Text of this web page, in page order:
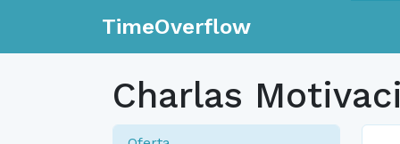
TimeOverflow
Charlas